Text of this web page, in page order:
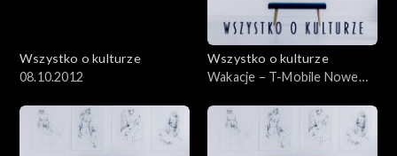
Wszystko o kulturze
08.10.2012
Wszystko o kulturze
Wakacje – T-Mobile Nowe